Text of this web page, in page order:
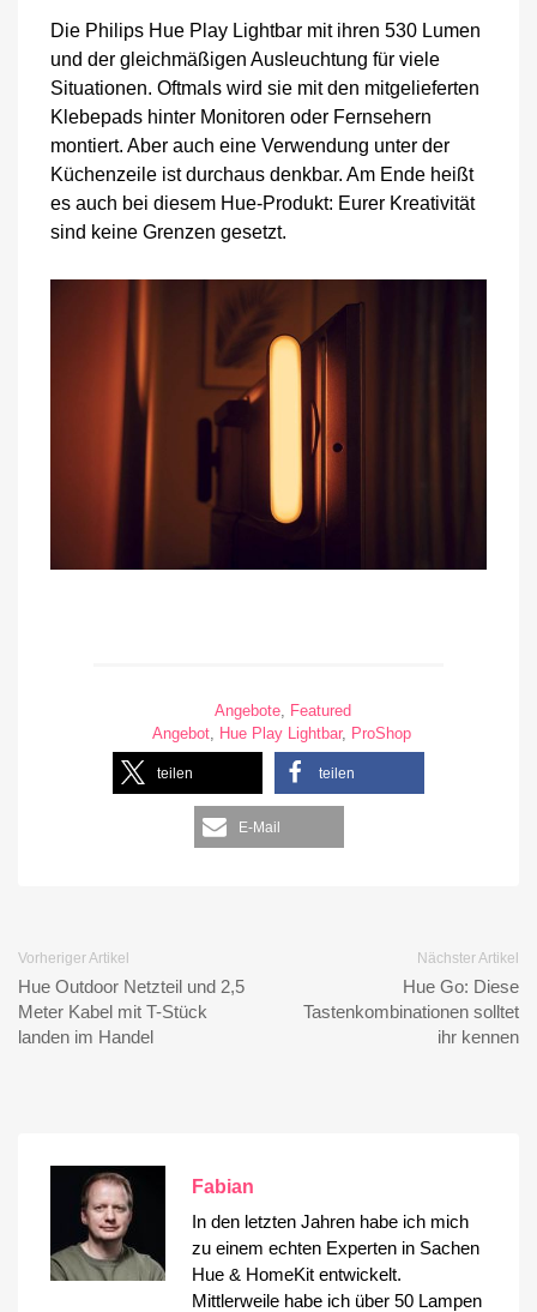
Die Philips Hue Play Lightbar mit ihren 530 Lumen
und der gleichmäßigen Ausleuchtung für viele
Situationen. Oftmals wird sie mit den mitgelieferten
Klebepads hinter Monitoren oder Fernsehern
montiert. Aber auch eine Verwendung unter der
Küchenzeile ist durchaus denkbar. Am Ende heißt
es auch bei diesem Hue-Produkt: Eurer Kreativität
sind keine Grenzen gesetzt.
Angebote, Featured
Angebot, Hue Play Lightbar, ProShop
teilen teilen
E-Mail
Vorheriger Artikel
Hue Outdoor Netzteil und 2,5
Meter Kabel mit T-Stück
landen im Handel
Nächster Artikel
Hue Go: Diese
Tastenkombinationen solltet
ihr kennen
Fabian
In den letzten Jahren habe ich mich
zu einem echten Experten in Sachen
Hue & HomeKit entwickelt.
Mittlerweile habe ich über 50 Lampen